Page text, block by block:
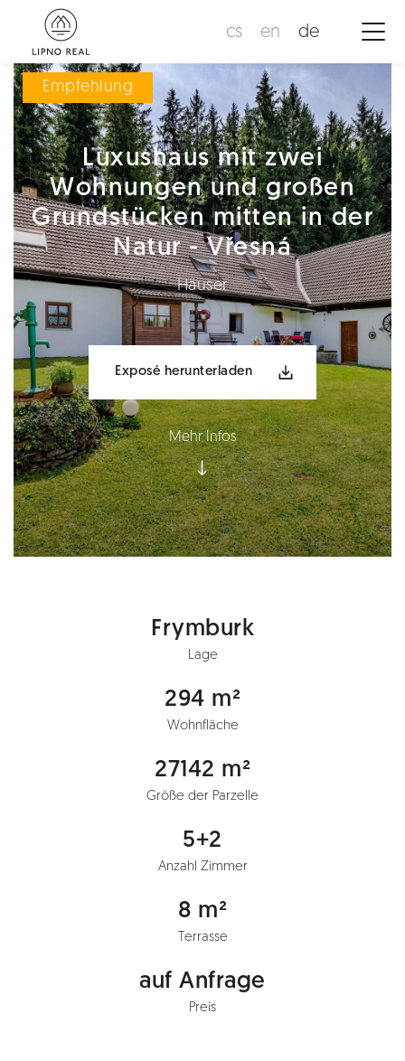
cs en de
Empfehlung
Luxushaus mit zwei
Wohnungen und großen
Grundstücken mitten in der
Natur - Vřesná
Häuser
Exposé herunterladen
Mehr Infos
Frymburk
Lage
294 m²
Wohnfläche
27142 m²
Größe der Parzelle
5+2
Anzahl Zimmer
8 m²
Terrasse
auf Anfrage
Preis